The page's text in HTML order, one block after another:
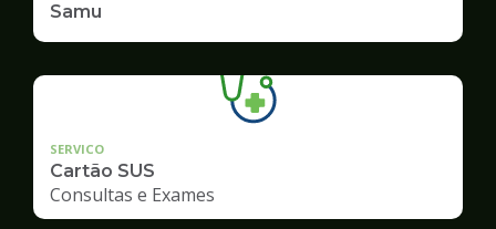
Samu
SERVICO
Cartão SUS
Consultas e Exames